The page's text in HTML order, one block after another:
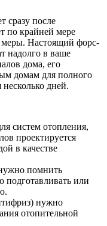
сразу после
по крайней мере
меры. Настоящий форс-
надолго в ваше
дома, его
домам для полного
дней.
систем отопления,
проектируется
в качестве
помнить
подготавливать или
нужно
отопительной